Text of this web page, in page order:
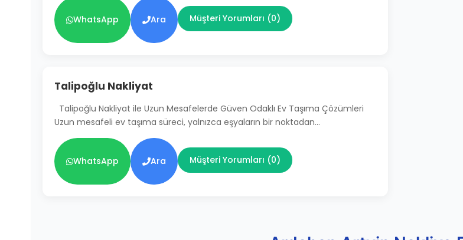
WhatsApp Ara Müşteri Yorumları (0)
Talipoğlu Nakliyat
Talipoğlu Nakliyat ile Uzun Mesafelerde Güven Odaklı Ev Taşıma Çözümleri
Uzun mesafeli ev taşıma süreci, yalnızca eşyaların bir noktadan…
WhatsApp Ara Müşteri Yorumları (0)